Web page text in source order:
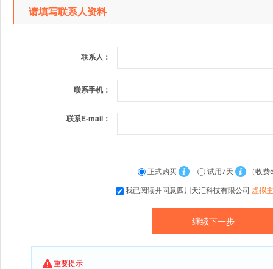
请填写联系人资料
联系人：
联系手机：
联系E-mail：
正式购买 试用7天
（收费
我已阅读并同意四川天汇科技有限公司 虚拟
重要提示